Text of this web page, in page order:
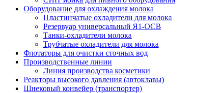
Оборудование для охлаждения молока
Пластинчатые охладители для молока
Резервуар универсальный Я1-ОСВ
Танки-охладители молока
Трубчатые охладители для молока
Флотаторы для очистки сточных вод
Производственные линии
Линия производства косметики
Реакторы высокого давления (автоклавы)
Шнековый конвейер (транспортер)